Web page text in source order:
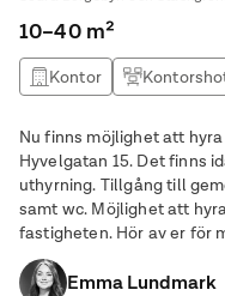
10–40 m²
Kontor
Nu finns möjlighet att
Hyvelgatan 15. Det finns
uthyrning. Tillgång till
samt wc. Möjlighet att
fastigheten. Hör av er för mer information eller om ni vill ha en
visning av lokalen.
Emma Lundmark